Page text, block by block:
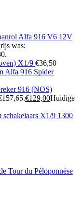
Alfa 916 V6 12V
was:
X1/9 €36,50
Alfa 916 Spider
916 (NOS)
€129,00Huidige
schakelaars X1/9 1300
Tour du Péloponnèse